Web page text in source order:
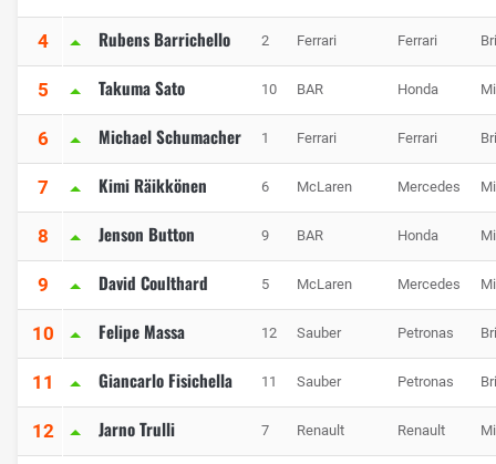
4 Rubens Barrichello 2 Ferrari Ferrari
5 Takuma Sato 10 BAR Honda
6 Michael Schumacher 1 Ferrari Ferrari
7 Kimi Räikkönen 6 McLaren Mercedes
8 Jenson Button 9 BAR Honda
9 David Coulthard 5 McLaren Mercedes
10 Felipe Massa 12 Sauber Petronas
11 Giancarlo Fisichella 11 Sauber Petronas
12 Jarno Trulli 7 Renault Renault